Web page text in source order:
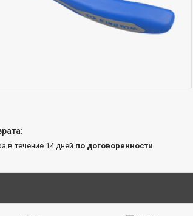
в течение 14 дней по договоренности